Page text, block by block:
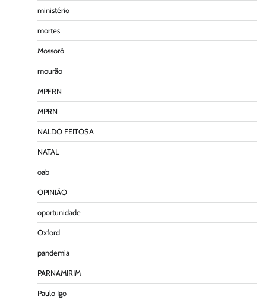
ministério
mortes
Mossoró
mourão
MPFRN
MPRN
NALDO FEITOSA
NATAL
oab
OPINIÃO
oportunidade
Oxford
pandemia
PARNAMIRIM
Paulo Igo